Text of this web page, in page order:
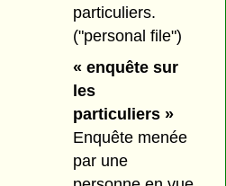
particuliers.
("personal file")
« enquête sur
les
particuliers »
Enquête menée
par une